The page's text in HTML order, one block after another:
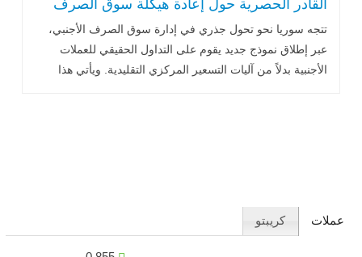
القادر الحصرية حول إعادة هيكلة سوق الصرف
في سوريا
تتجه سوريا نحو تحول جذري في إدارة سوق الصرف الأجنبي،
عبر إطلاق نموذج جديد يقوم على التداول الحقيقي للعملات
الأجنبية بدلاً من آليات التسعير المركزي التقليدية. ويأتي هذا
عملات كريبتو